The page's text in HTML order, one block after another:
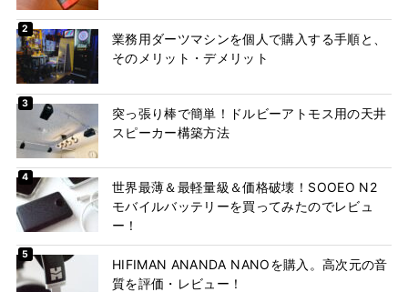
業務用ダーツマシンを個人で購入する手順と、
そのメリット・デメリット
突っ張り棒で簡単！ドルビーアトモス用の天井
スピーカー構築方法
世界最薄＆最軽量級＆価格破壊！SOOEO N2
モバイルバッテリーを買ってみたのでレビュ
ー！
HIFIMAN ANANDA NANOを購入。高次元の音
質を評価・レビュー！